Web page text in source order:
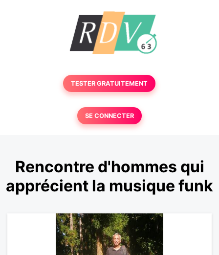
TESTER GRATUITEMENT
SE CONNECTER
Rencontre d'hommes qui
apprécient la musique funk